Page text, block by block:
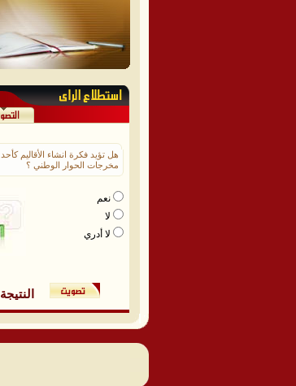
هل تؤيد فكرة انشاء الأقاليم كأحد
مخرجات الحوار الوطني ؟
نعم
لا
لا أدري
النتيجة